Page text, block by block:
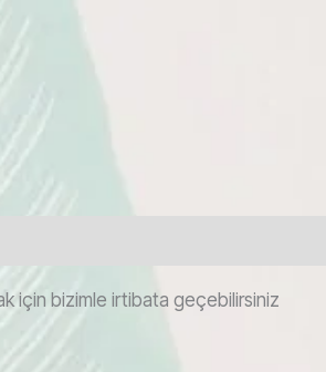
için bizimle irtibata geçebilirsiniz